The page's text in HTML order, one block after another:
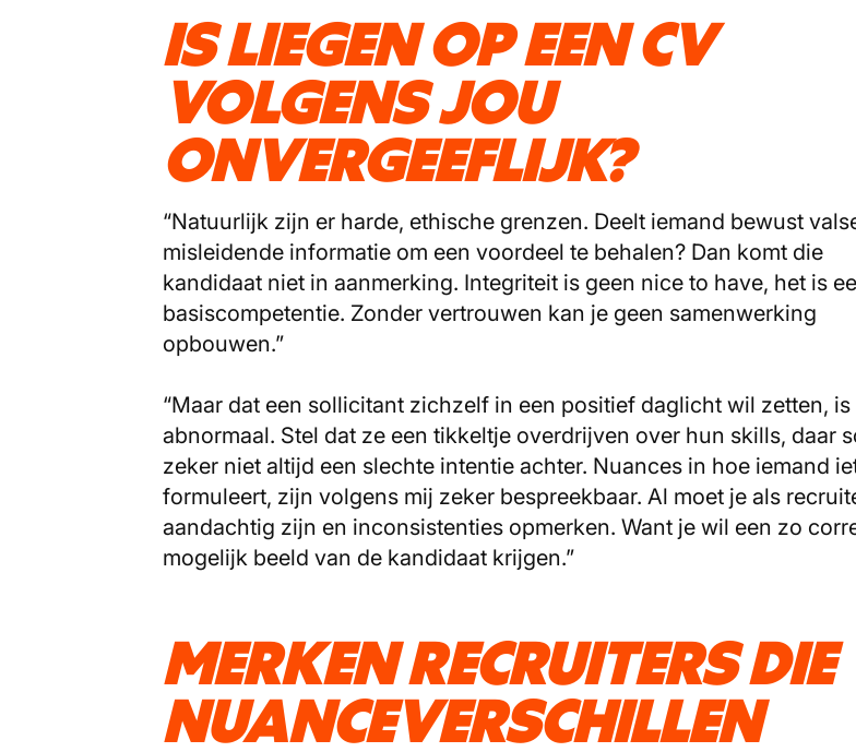
IS LIEGEN OP EEN CV
VOLGENS JOU
ONVERGEEFLIJK?
“Natuurlijk zijn er harde, ethische grenzen. Deelt iemand bewust
misleidende informatie om een voordeel te behalen? Dan komt die
kandidaat niet in aanmerking. Integriteit is geen nice to have, het is
basiscompetentie. Zonder vertrouwen kan je geen samenwerking
opbouwen.”
“Maar dat een sollicitant zichzelf in een positief daglicht wil zetten, is
abnormaal. Stel dat ze een tikkeltje overdrijven over hun skills, daar
zeker niet altijd een slechte intentie achter. Nuances in hoe iemand
formuleert, zijn volgens mij zeker bespreekbaar. Al moet je als
aandachtig zijn en inconsistenties opmerken. Want je wil een zo
mogelijk beeld van de kandidaat krijgen.”
MERKEN RECRUITERS DIE
NUANCEVERSCHILLEN